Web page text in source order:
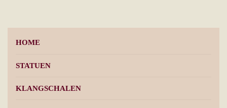
HOME
STATUEN
KLANGSCHALEN